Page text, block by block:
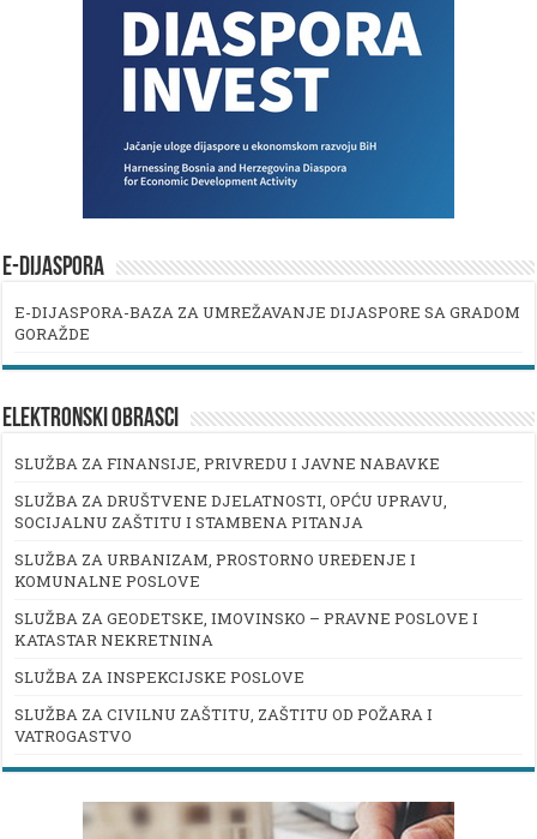
E-DIJASPORA
E-DIJASPORA-BAZA ZA UMREŽAVANJE DIJASPORE SA GRADOM
GORAŽDE
ELEKTRONSKI OBRASCI
SLUŽBA ZA FINANSIJE, PRIVREDU I JAVNE NABAVKE
SLUŽBA ZA DRUŠTVENE DJELATNOSTI, OPĆU UPRAVU,
SOCIJALNU ZAŠTITU I STAMBENA PITANJA
SLUŽBA ZA URBANIZAM, PROSTORNO UREĐENJE I
KOMUNALNE POSLOVE
SLUŽBA ZA GEODETSKE, IMOVINSKO – PRAVNE POSLOVE I
KATASTAR NEKRETNINA
SLUŽBA ZA INSPEKCIJSKE POSLOVE
SLUŽBA ZA CIVILNU ZAŠTITU, ZAŠTITU OD POŽARA I
VATROGASTVO